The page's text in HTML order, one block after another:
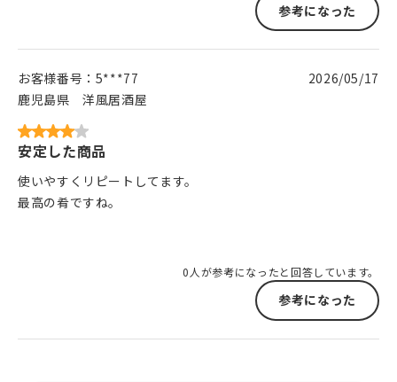
参考になった
お客様番号： 5***77
鹿児島県
洋風居酒屋
2026/05/17
安定した商品
使いやすくリピートしてます。
最高の肴ですね。
0人が参考になったと回答しています。
参考になった